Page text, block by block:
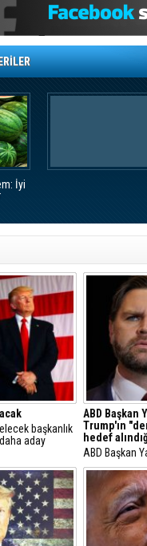
İyi
başkanlık
aday
ABD Başkan
Trump'ın
hedef
ABD Başkan
ABD Başkanı
Başkan
tarafından